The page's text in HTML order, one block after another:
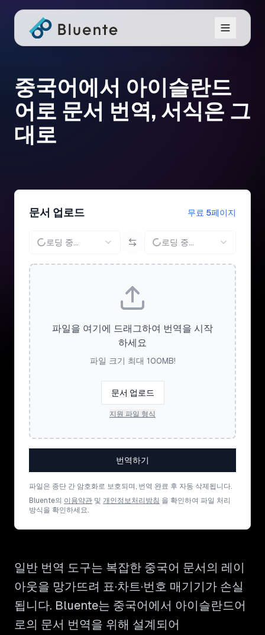
중국어에서 아이슬란드
어로 문서 번역, 서식은 그
대로
문서 업로드 무료 5페이지
로딩 중... 로딩 중...
파일을 여기에 드래그하여 번역을 시작
하세요
파일 크기 최대 100MB!
문서 업로드
지원 파일 형식
번역하기
파일은 종단 간 암호화로 보호되며, 번역 완료 후 자동 삭제됩니다.
Bluente의 이용약관 및 개인정보처리방침 을 확인하여 파일 처리
방식을 확인하세요.
일반 번역 도구는 복잡한 중국어 문서의 레이
아웃을 망가뜨려 표·차트·번호 매기기가 손실
됩니다. Bluente는 중국어에서 아이슬란드어
로의 문서 번역을 위해 설계되어